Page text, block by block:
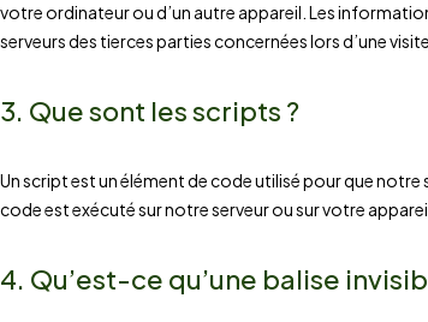
votre ordinateur ou d’un autre appareil. Les
serveurs des tierces parties concernées lors d’une
3. Que sont les scripts ?
Un script est un élément de code utilisé pour que
code est exécuté sur notre serveur ou sur votre
4. Qu’est-ce qu’une balise